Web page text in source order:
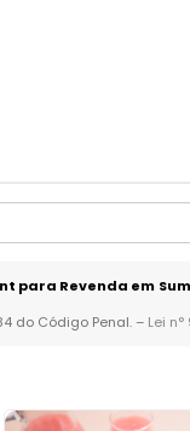
para Revenda em
do Código Penal. – Lei